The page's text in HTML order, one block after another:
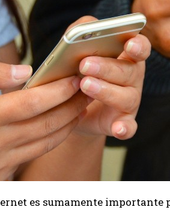
es sumamente importante